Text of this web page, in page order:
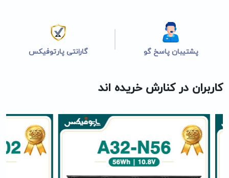
پشتیبان پاسخ گو گارانتی پارتوفیکس
کاربران در کنارش خریده اند